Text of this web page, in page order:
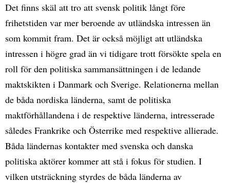
Det finns skäl att tro att svensk politik långt före
frihetstiden var mer beroende av utländska intressen än
som kommit fram. Det är också möjligt att utländska
intressen i högre grad än vi tidigare trott försökte spela en
roll för den politiska sammansättningen i de ledande
maktskikten i Danmark och Sverige. Relationerna mellan
de båda nordiska länderna, samt de politiska
maktförhållandena i de respektive länderna, intresserade
således Frankrike och Österrike med respektive allierade.
Båda ländernas kontakter med svenska och danska
politiska aktörer kommer att stå i fokus för studien. I
vilken utsträckning styrdes de båda länderna av